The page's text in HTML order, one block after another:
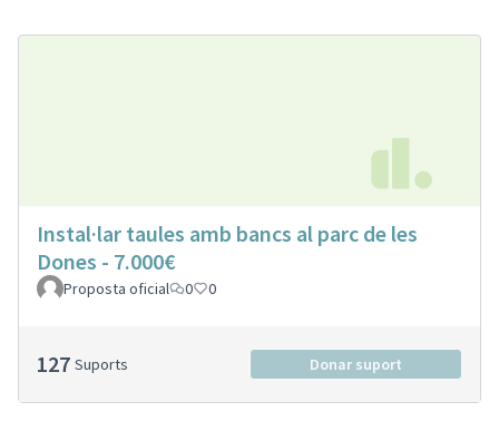
Instal·lar taules amb bancs al parc de les
Dones - 7.000€
Proposta oficial 0 0
127 Suports Donar suport